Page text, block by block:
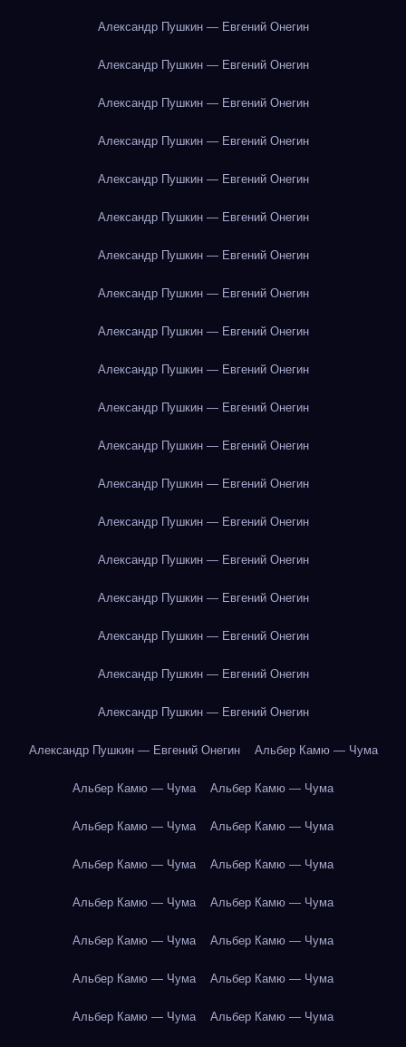
Александр Пушкин — Евгений Онегин
Александр Пушкин — Евгений Онегин
Александр Пушкин — Евгений Онегин
Александр Пушкин — Евгений Онегин
Александр Пушкин — Евгений Онегин
Александр Пушкин — Евгений Онегин
Александр Пушкин — Евгений Онегин
Александр Пушкин — Евгений Онегин
Александр Пушкин — Евгений Онегин
Александр Пушкин — Евгений Онегин
Александр Пушкин — Евгений Онегин
Александр Пушкин — Евгений Онегин
Александр Пушкин — Евгений Онегин
Александр Пушкин — Евгений Онегин
Александр Пушкин — Евгений Онегин
Александр Пушкин — Евгений Онегин
Александр Пушкин — Евгений Онегин
Александр Пушкин — Евгений Онегин
Александр Пушкин — Евгений Онегин
Александр Пушкин — Евгений Онегин Альбер Камю — Чума
Альбер Камю — Чума Альбер Камю — Чума
Альбер Камю — Чума Альбер Камю — Чума
Альбер Камю — Чума Альбер Камю — Чума
Альбер Камю — Чума Альбер Камю — Чума
Альбер Камю — Чума Альбер Камю — Чума
Альбер Камю — Чума Альбер Камю — Чума
Альбер Камю — Чума Альбер Камю — Чума